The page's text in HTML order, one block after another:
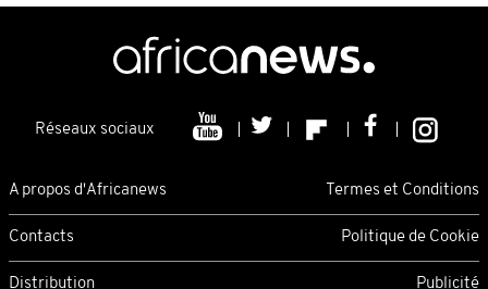
Réseaux sociaux
A propos d'Africanews Termes et Conditions
Contacts Politique de Cookie
Distribution Publicité